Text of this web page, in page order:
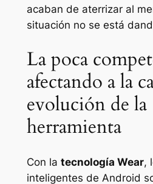
acaban de aterrizar al
situación no se está
La poca
afectando a la
evolución de la
herramienta
Con la tecnología Wear,
inteligentes de Android